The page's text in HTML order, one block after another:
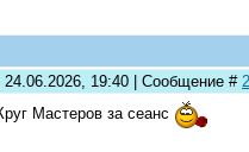
19:40 | Сообщение #
Мастеров за сеанс